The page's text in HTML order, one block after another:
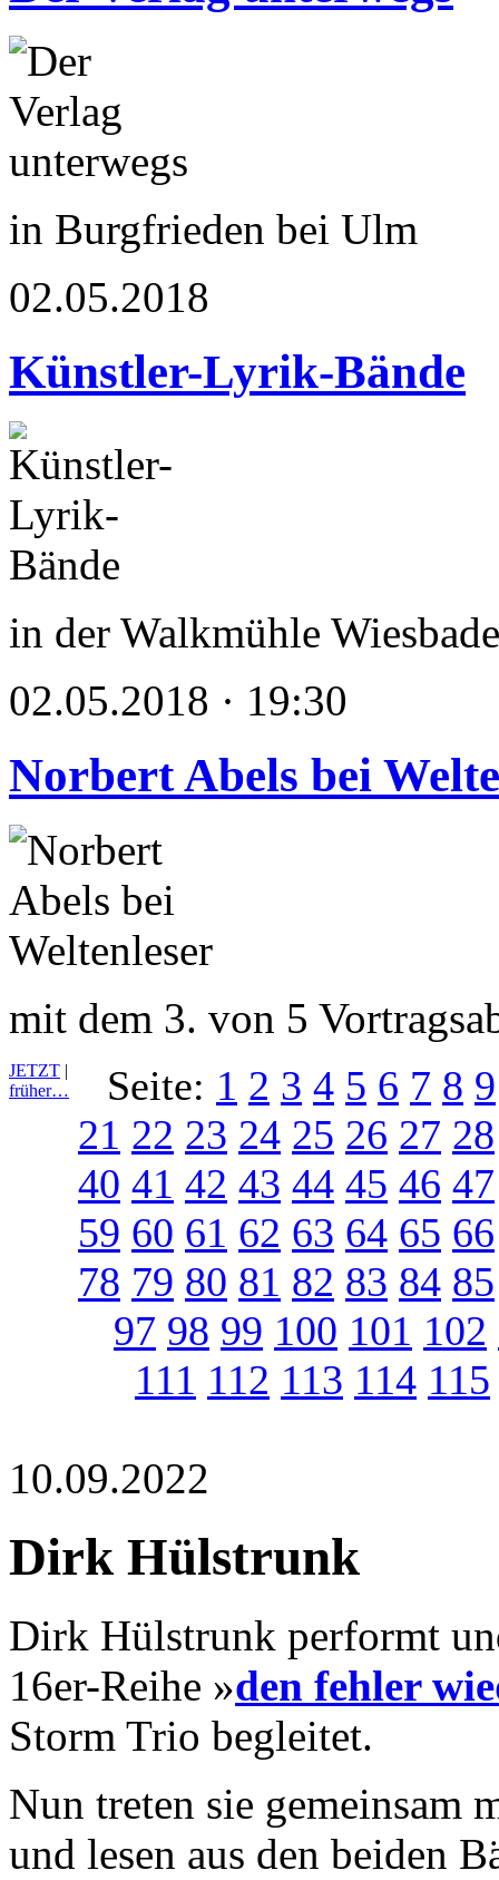
in Burgfrieden bei Ulm
02.05.2018
Künstler-Lyrik-Bände
in der Walkmühle
02.05.2018 · 19:30
Norbert Abels bei
mit dem 3. von 5
JETZT |
früher…
Seite: 1 2 3 4 5 6 7 8 9
21 22 23 24 25 26 27 28
40 41 42 43 44 45 46 47
59 60 61 62 63 64 65 66
78 79 80 81 82 83 84 85
97 98 99 100 101 102
111 112 113 114 115
10.09.2022
Dirk Hülstrunk
Dirk Hülstrunk performt
16er-Reihe »den fehler
Storm Trio begleitet.
Nun treten sie gemeinsam
und lesen aus den beiden